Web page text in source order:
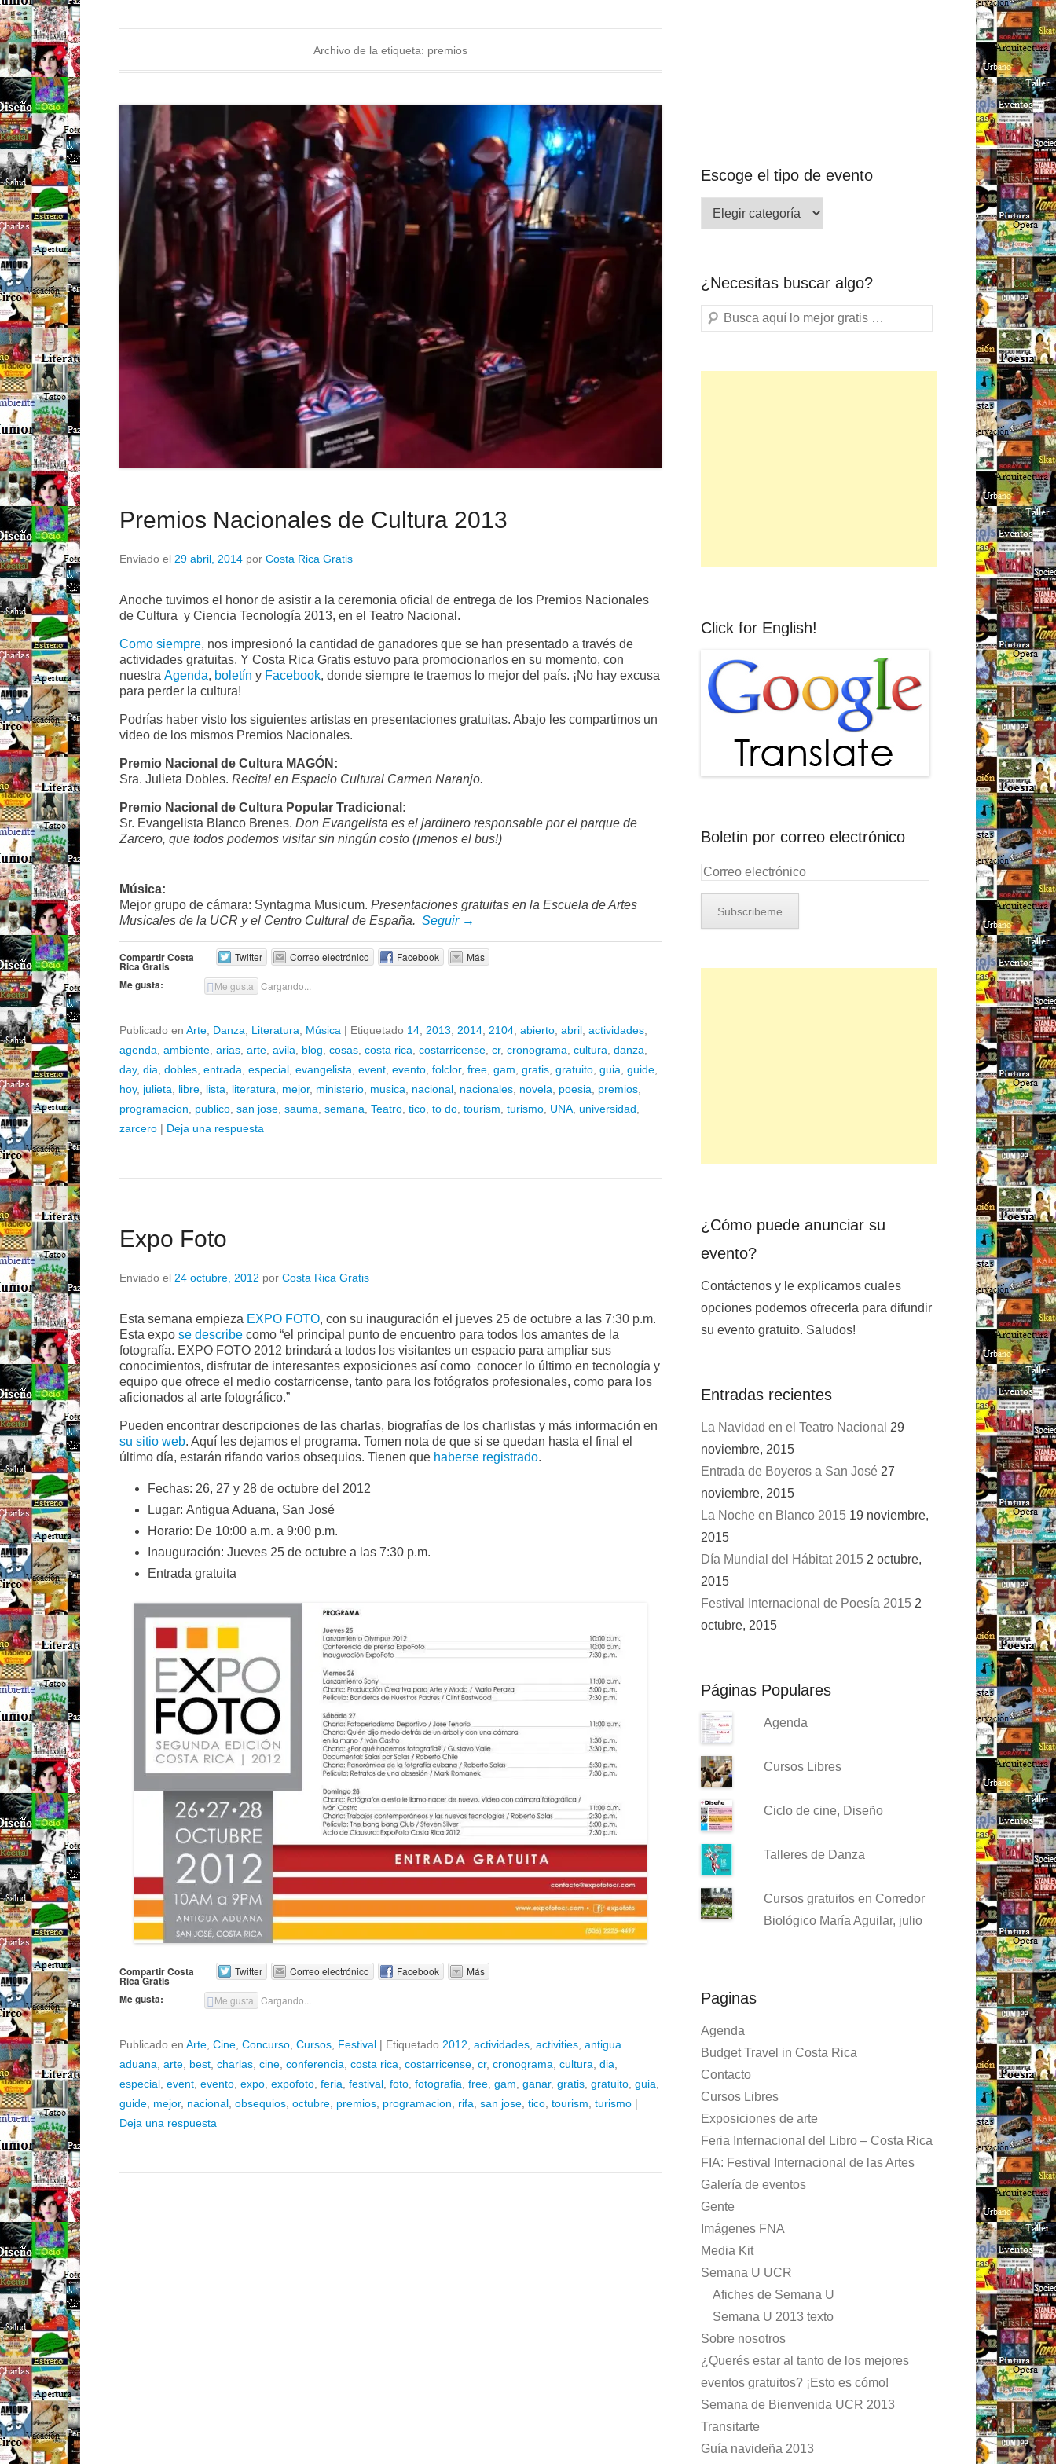
Archivo de la etiqueta: premios
Premios Nacionales de Cultura 2013
Enviado el 29 abril, 2014 por Costa Rica Gratis
Anoche tuvimos el honor de asistir a la ceremonia oficial de entrega de los Premios Nacionales
de Cultura y Ciencia Tecnología 2013, en el Teatro Nacional.
Como siempre, nos impresionó la cantidad de ganadores que se han presentado a través de
actividades gratuitas. Y Costa Rica Gratis estuvo para promocionarlos en su momento, con
nuestra Agenda, boletín y Facebook, donde siempre te traemos lo mejor del país. ¡No hay excusa
para perder la cultura!
Podrías haber visto los siguientes artistas en presentaciones gratuitas. Abajo les compartimos un
video de los mismos Premios Nacionales.
Premio Nacional de Cultura MAGÓN:
Sra. Julieta Dobles. Recital en Espacio Cultural Carmen Naranjo.
Premio Nacional de Cultura Popular Tradicional:
Sr. Evangelista Blanco Brenes. Don Evangelista es el jardinero responsable por el parque de
Zarcero, que todos podemos visitar sin ningún costo (¡menos el bus!)
Música:
Mejor grupo de cámara: Syntagma Musicum. Presentaciones gratuitas en la Escuela de Artes
Musicales de la UCR y el Centro Cultural de España. Seguir →
Compartir Costa
Rica Gratis
Twitter Correo electrónico Facebook Más
Me gusta: Me gusta Cargando...
Publicado en Arte Danza Literatura Música | Etiquetado 14 2013 2014 2104 abierto abril actividades
agenda ambiente arias arte avila blog cosas costa rica costarricense cr, cronograma cultura danza
day, dia dobles entrada especial evangelista event evento folclor, free gam gratis gratuito guia guide
hoy, julieta libre lista literatura mejor, ministerio musica nacional nacionales novela poesia premios
programacion
publico san jose sauma semana Teatro tico to do tourism turismo UNA universidad
zarcero | Deja una respuesta
Expo Foto
Enviado el 24 octubre, 2012 por Costa Rica Gratis
Esta semana empieza EXPO FOTO, con su inauguración el jueves 25 de octubre a las 7:30 p.m.
Esta expo se describe como “el principal punto de encuentro para todos los amantes de la
fotografía. EXPO FOTO 2012 brindará a todos los visitantes un espacio para ampliar sus
conocimientos, disfrutar de interesantes exposiciones así como conocer lo último en tecnología y
equipo que ofrece el medio costarricense, tanto para los fotógrafos profesionales, como para los
aficionados al arte fotográfico.”
Pueden encontrar descripciones de las charlas, biografías de los charlistas y más información en
su sitio web. Aquí les dejamos el programa. Tomen nota de que si se quedan hasta el final el
último día, estarán rifando varios obsequios. Tienen que haberse registrado.
Fechas: 26, 27 y 28 de octubre del 2012
Lugar: Antigua Aduana, San José
Horario: De 10:00 a.m. a 9:00 p.m.
Inauguración: Jueves 25 de octubre a las 7:30 p.m.
Entrada gratuita
Compartir Costa
Rica Gratis
Twitter Correo electrónico Facebook Más
Me gusta: Me gusta Cargando...
Publicado en Arte Cine Concurso Cursos Festival | Etiquetado 2012 actividades activities antigua
aduana arte best charlas cine conferencia costa rica costarricense cr, cronograma cultura dia
especial event evento expo expofoto feria festival foto fotografia free gam ganar, gratis gratuito guia
guide mejor, nacional obsequios octubre premios programacion rifa san jose tico tourism turismo |
Deja una respuesta
Escoge el tipo de evento
¿Necesitas buscar algo?
Buscar
Click for English!
Boletin por correo electrónico
¿Cómo puede anunciar su
evento?
Contáctenos y le explicamos cuales
opciones podemos ofrecerla para difundir
su evento gratuito. Saludos!
Entradas recientes
La Navidad en el Teatro Nacional 29
noviembre, 2015
Entrada de Boyeros a San José 27
noviembre, 2015
La Noche en Blanco 2015 19 noviembre,
2015
Día Mundial del Hábitat 2015 2 octubre,
2015
Festival Internacional de Poesía 2015 2
octubre, 2015
Páginas Populares
Agenda
Cursos Libres
Ciclo de cine, Diseño
Talleres de Danza
Cursos gratuitos en Corredor
Biológico María Aguilar, julio
Paginas
Agenda
Budget Travel in Costa Rica
Contacto
Cursos Libres
Exposiciones de arte
Feria Internacional del Libro – Costa Rica
FIA: Festival Internacional de las Artes
Galería de eventos
Gente
Imágenes FNA
Media Kit
Semana U UCR
Afiches de Semana U
Semana U 2013 texto
Sobre nosotros
¿Querés estar al tanto de los mejores
eventos gratuitos? ¡Esto es cómo!
Semana de Bienvenida UCR 2013
Transitarte
Guía navideña 2013